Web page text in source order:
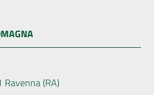
Ravenna (RA)